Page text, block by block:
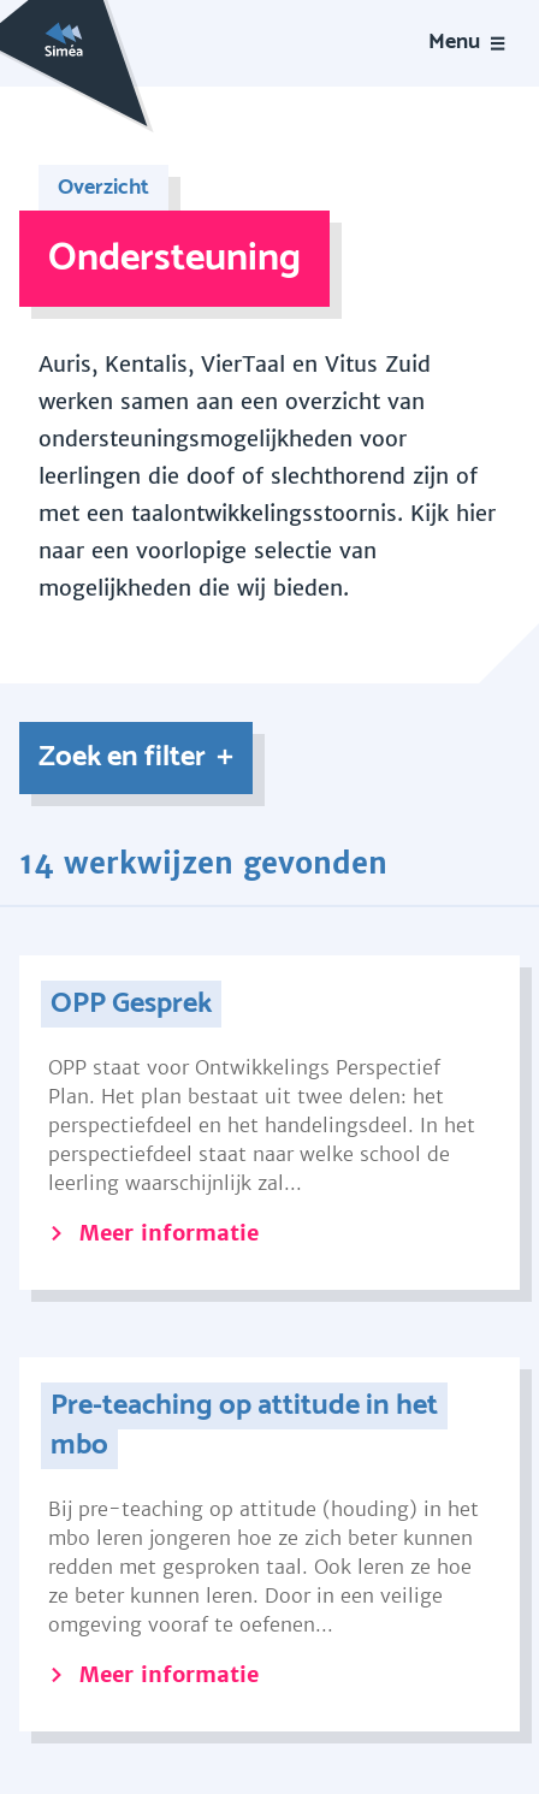
Menu
Overzicht
Ondersteuning
Auris, Kentalis, VierTaal en Vitus Zuid
werken samen aan een overzicht van
ondersteuningsmogelijkheden voor
leerlingen die doof of slechthorend zijn of
met een taalontwikkelingsstoornis. Kijk hier
naar een voorlopige selectie van
mogelijkheden die wij bieden.
Zoek en filter
14 werkwijzen gevonden
OPP Gesprek
OPP staat voor Ontwikkelings Perspectief
Plan. Het plan bestaat uit twee delen: het
perspectiefdeel en het handelingsdeel. In het
perspectiefdeel staat naar welke school de
leerling waarschijnlijk zal...
Meer informatie
Pre-teaching op attitude in het
mbo
Bij pre-teaching op attitude (houding) in het
mbo leren jongeren hoe ze zich beter kunnen
redden met gesproken taal. Ook leren ze hoe
ze beter kunnen leren. Door in een veilige
omgeving vooraf te oefenen...
Meer informatie